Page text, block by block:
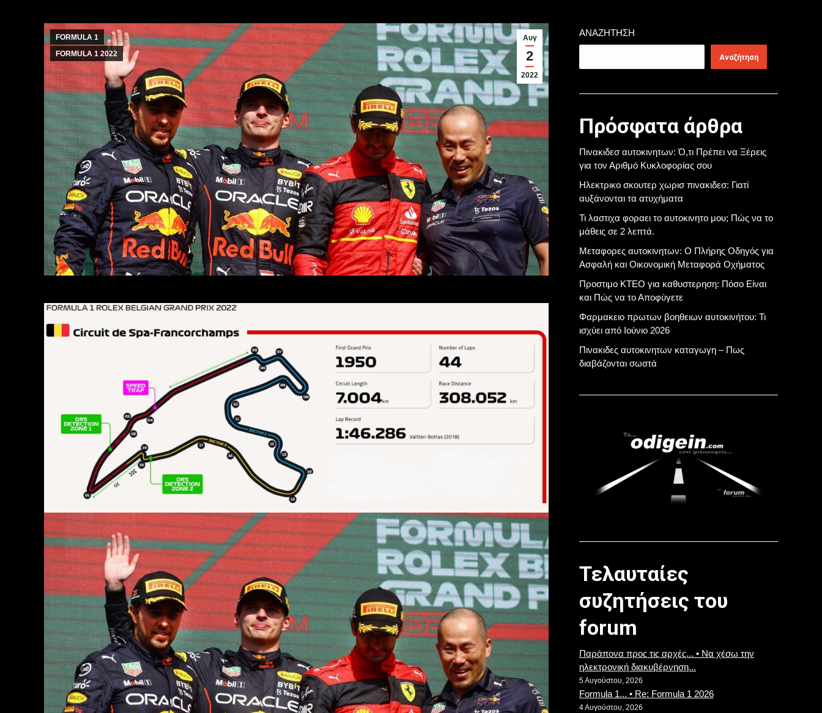
Αυγ
2
2022
FORMULA 1
FORMULA 1 2022
ΑΝΑΖΉΤΗΣΗ
Αναζήτηση
Πρόσφατα άρθρα
Πινακιδεσ αυτοκινητων: Ό,τι Πρέπει να Ξέρεις
για τον Αριθμό Κυκλοφορίας σου
Ηλεκτρικο σκουτερ χωρισ πινακιδεσ: Γιατί
αυξάνονται τα ατυχήματα
Τι λαστιχα φοραει το αυτοκινητο μου; Πώς να το
μάθεις σε 2 λεπτά.
Μεταφορες αυτοκινητων: Ο Πλήρης Οδηγός για
Ασφαλή και Οικονομική Μεταφορά Οχήματος
Προστιμο ΚΤΕΟ για καθυστερηση: Πόσο Είναι
και Πώς να το Αποφύγετε
Φαρμακειο πρωτων βοηθειων αυτοκινήτου: Τι
ισχύει από Ιούνιο 2026
Πινακιδες αυτοκινητων καταγωγη – Πως
διαβάζονται σωστά
Τελαυταίες
συζητήσεις του
forum
Παράπονα προς τις αρχές... • Να χέσω την
ηλεκτρονική διακυβέρνηση...
5 Αυγούστου, 2026
Formula 1... • Re: Formula 1 2026
4 Αυγούστου, 2026